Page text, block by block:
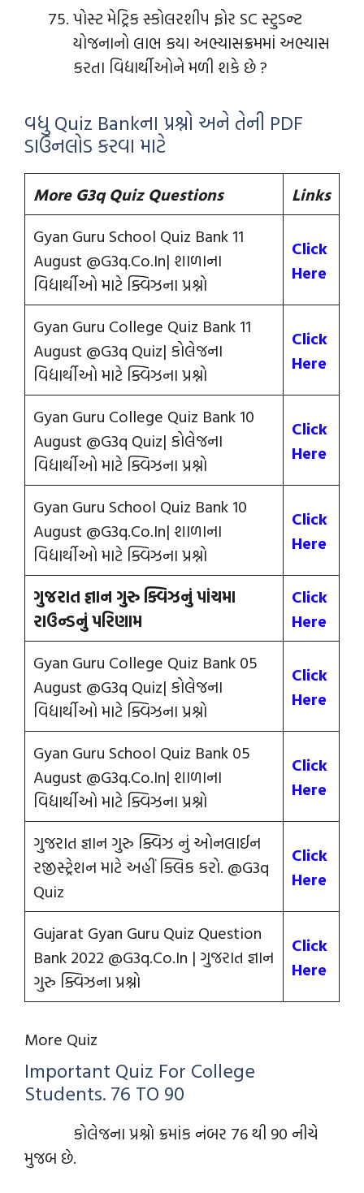
પોસ્ટ મેટ્રિક સ્કોલરશીપ ફોર SC સ્ટુડન્ટ
યોજનાનો લાભ કયા અભ્યાસક્રમમાં અભ્યાસ
કરતા વિદ્યાર્થીઓને મળી શકે છે ?
વધુ Quiz Bankના પ્રશ્નો અને તેની PDF
ડાઉનલોડ કરવા માટે
More G3q Quiz Questions
Links
Gyan Guru School Quiz Bank 11
August @G3q.Co.In| શાળાના
વિદ્યાર્થીઓ માટે ક્વિઝના પ્રશ્નો
Click
Here
Gyan Guru College Quiz Bank 11
August @G3q Quiz| કોલેજના
વિદ્યાર્થીઓ માટે ક્વિઝના પ્રશ્નો
Click
Here
Gyan Guru College Quiz Bank 10
August @G3q Quiz| કોલેજના
વિદ્યાર્થીઓ માટે ક્વિઝના પ્રશ્નો
Click
Here
Gyan Guru School Quiz Bank 10
August @G3q.Co.In| શાળાના
વિદ્યાર્થીઓ માટે ક્વિઝના પ્રશ્નો
Click
Here
ગુજરાત જ્ઞાન ગુરુ ક્વિઝનું પાંચમા
રાઉન્‍ડનું પરિણામ
Click
Here
Gyan Guru College Quiz Bank 05
August @G3q Quiz| કોલેજના
વિદ્યાર્થીઓ માટે ક્વિઝના પ્રશ્નો
Click
Here
Gyan Guru School Quiz Bank 05
August @G3q.Co.In| શાળાના
વિદ્યાર્થીઓ માટે ક્વિઝના પ્રશ્નો
Click
Here
ગુજરાત જ્ઞાન ગુરુ ક્વિઝ નું ઓનલાઈન
રજીસ્ટ્રેશન માટે અહીં ક્લિક કરો. @G3q
Quiz
Click
Here
Gujarat Gyan Guru Quiz Question
Bank 2022 @G3q.Co.In | ગુજરાત જ્ઞાન
ગુરુ ક્વિઝના પ્રશ્નો
Click
Here
More Quiz
Important Quiz For College
Students. 76 TO 90
કોલેજના પ્રશ્નો ક્રમાંક નંબર 76 થી 90 નીચે
મુજબ છે.